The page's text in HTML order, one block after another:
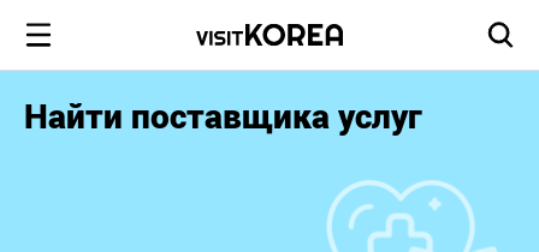
Найти поставщика услуг